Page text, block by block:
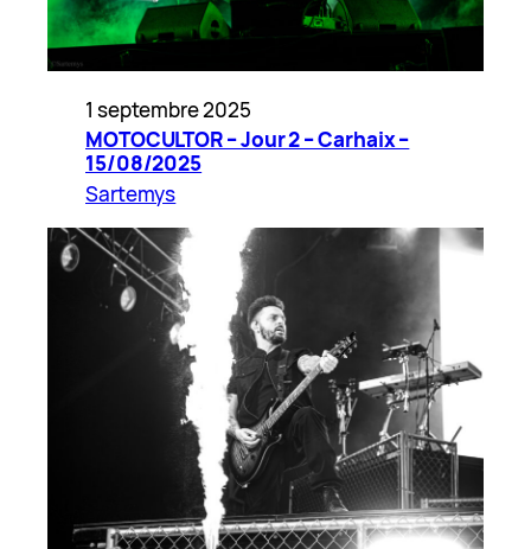
1 septembre 2025
MOTOCULTOR – Jour 2 – Carhaix –
15/08/2025
Sartemys